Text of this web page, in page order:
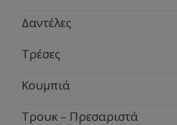
Δαντέλες
Τρέσες
Κουμπιά
Τρουκ – Πρεσαριστά